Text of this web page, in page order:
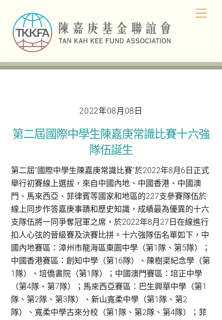
content
2022年08月08日
第二屆國際中學生陳嘉庚常識比賽十六強
隊伍誕生
第二屆“國際中學生陳嘉庚常識比賽”於2022年8月6日正式
舉行初賽線上選拔，來自中國內地、中國香港、中國澳
門、馬來西亞、菲律賓等國家和地區的227支參賽隊伍於
線上同步作答嘉庚事蹟和歷史知識，成績最為優異的十六
支隊伍將一同爭奪冠軍之席，於2022年8月27日在線進行
扣人心弦的晉級賽及決賽比拼。十六強隊伍名單如下，中
國內地賽區：漳州市龍海區東園中學（第1隊、第5隊）；
中國香港賽區：創知中學（第16隊）、陳樹渠紀念學（第
1隊）、培僑書院（第1隊）；中國澳門賽區：培正中學
（第4隊、第7隊）；馬來西亞賽區：巴生興華中學（第1
隊、第2隊、第3隊）、新山寬柔中學（第1隊、第2
隊）、寬柔中學古來分校（第1隊、第2隊、第4隊）；菲